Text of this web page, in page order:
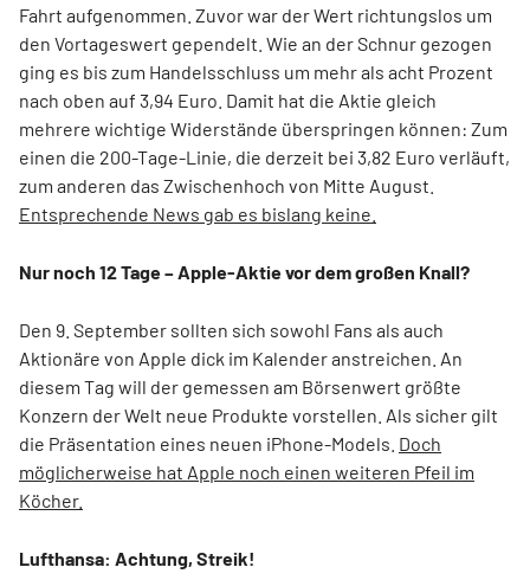
Fahrt aufgenommen. Zuvor war der Wert richtungslos um
den Vortageswert gependelt. Wie an der Schnur gezogen
ging es bis zum Handelsschluss um mehr als acht Prozent
nach oben auf 3,94 Euro. Damit hat die Aktie gleich
mehrere wichtige Widerstände überspringen können: Zum
einen die 200-Tage-Linie, die derzeit bei 3,82 Euro verläuft,
zum anderen das Zwischenhoch von Mitte August.
Entsprechende News gab es bislang keine.
Nur noch 12 Tage – Apple-Aktie vor dem großen Knall?
Den 9. September sollten sich sowohl Fans als auch
Aktionäre von Apple dick im Kalender anstreichen. An
diesem Tag will der gemessen am Börsenwert größte
Konzern der Welt neue Produkte vorstellen. Als sicher gilt
die Präsentation eines neuen iPhone-Models. Doch
möglicherweise hat Apple noch einen weiteren Pfeil im
Köcher.
Lufthansa: Achtung, Streik!